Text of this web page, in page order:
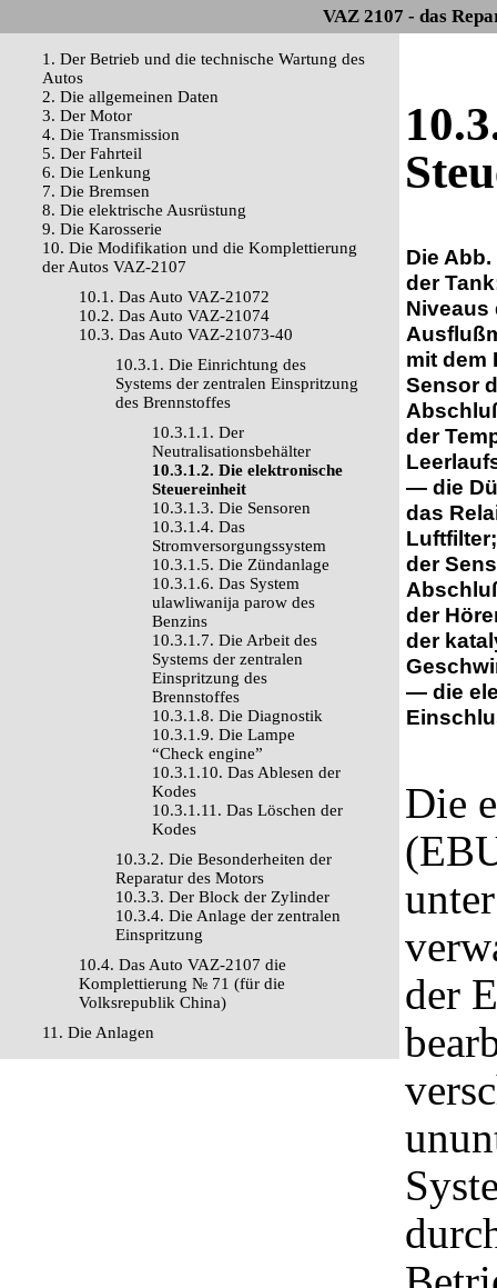
VAZ 2107 - das
1. Der Betrieb und die technische Wartung des
Autos
2. Die allgemeinen Daten
3. Der Motor
4. Die Transmission
5. Der Fahrteil
6. Die Lenkung
7. Die Bremsen
8. Die elektrische Ausrüstung
9. Die Karosserie
10. Die Modifikation und die Komplettierung
der Autos VAZ-2107
10.1. Das Auto VAZ-21072
10.2. Das Auto VAZ-21074
10.3. Das Auto VAZ-21073-40
10.3.1. Die Einrichtung des
Systems der zentralen Einspritzung
des Brennstoffes
10.3.1.1. Der
Neutralisationsbehälter
10.3.1.2. Die elektronische
Steuereinheit
10.3.1.3. Die Sensoren
10.3.1.4. Das
Stromversorgungssystem
10.3.1.5. Die Zündanlage
10.3.1.6. Das System
ulawliwanija parow des
Benzins
10.3.1.7. Die Arbeit des
Systems der zentralen
Einspritzung des
Brennstoffes
10.3.1.8. Die Diagnostik
10.3.1.9. Die Lampe
“Check engine”
10.3.1.10. Das Ablesen der
Kodes
10.3.1.11. Das Löschen der
Kodes
10.3.2. Die Besonderheiten der
Reparatur des Motors
10.3.3. Der Block der Zylinder
10.3.4. Die Anlage der zentralen
Einspritzung
10.4. Das Auto VAZ-2107 die
Komplettierung № 71 (für die
Volksrepublik China)
11. Die Anlagen
Die
der
mit dem
Sensor
der
— die
das
der
der
der
— die
Die
der